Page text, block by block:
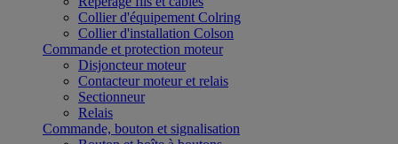
Collier d'équipement Colring
Collier d'installation Colson
Commande et protection moteur
Disjoncteur moteur
Contacteur moteur et relais
Sectionneur
Relais
Commande, bouton et signalisation